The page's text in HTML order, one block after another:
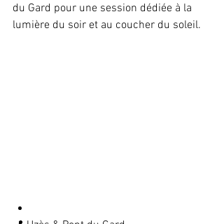
du Gard pour une session dédiée à la
lumière du soir et au coucher du soleil.